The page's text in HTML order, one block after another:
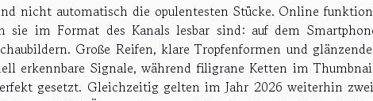
nicht automatisch die opulentesten Stücke. Online
sie im Format des Kanals lesbar sind: auf dem
Große Reifen, klare Tropfenformen und
erkennbare Signale, während filigrane Ketten im
gesetzt. Gleichzeitig gelten im Jahr 2026 weiterhin